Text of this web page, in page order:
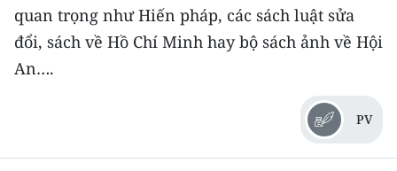
quan trọng như Hiến pháp, các sách luật sửa
đổi, sách về Hồ Chí Minh hay bộ sách ảnh về Hội
An….
PV